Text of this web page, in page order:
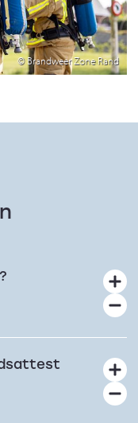
© Brandweer Zone Rand